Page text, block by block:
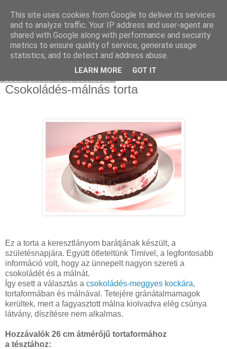
Moha Konyha
Csokoládés-málnás torta
Ez a torta a keresztlányom barátjának készült, a
születésnapjára. Együtt ötleteltünk Timivel, a legfontosabb
információ volt, hogy az ünnepelt nagyon szereti a
csokoládét és a málnát.
Így esett a választás a csokoládés-meggyes kockára,
tortaformában és málnával. Tetejére gránátalmamagok
kerültek, mert a fagyasztott málna kiolvadva elég csúnya
látvány, díszítésre nem alkalmas.
Hozzávalók 26 cm átmérőjű tortaformához
a tésztához:
This site uses cookies from Google to deliver its services
and to analyze traffic. Your IP address and user-agent are
shared with Google along with performance and security
metrics to ensure quality of service, generate usage
statistics, and to detect and address abuse.
LEARN MORE GOT IT